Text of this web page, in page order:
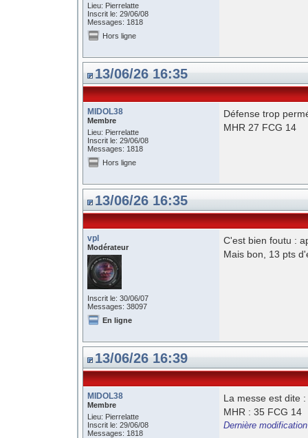
Lieu: Pierrelatte
Inscrit le: 29/06/08
Messages: 1818
Hors ligne
13/06/26 16:35
MIDOL38
Membre
Lieu: Pierrelatte
Inscrit le: 29/06/08
Messages: 1818
Défense trop
MHR 27 FCG 14
Hors ligne
13/06/26 16:35
vpl
Modérateur
Inscrit le: 30/06/07
Messages: 38097
C'est bien foutu :
Mais bon, 13 pts
En ligne
13/06/26 16:39
MIDOL38
Membre
Lieu: Pierrelatte
Inscrit le: 29/06/08
Messages: 1818
La messe est dite :
MHR : 35 FCG 14
Dernière